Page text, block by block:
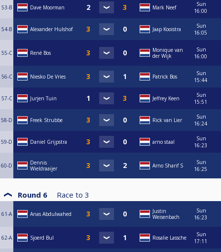
53-B Dave Moorman Mark Neef
Sun
16:00
54-B Alexander Hulshof Jaap Kooistra
Sun
16:05
55-C René Bos
Monique van
der Wijk
Sun
16:00
56-C Niesko De Vries Patrick Bos
Sun
15:44
57-C Jurjen Tuin Jeffrey Keen
Sun
15:51
58-D Freek Strubbe Rick van Lier
Sun
16:24
59-D Daniel Grijpstra arno staal
Sun
16:23
60-D
Dennis
Wieldraaijer
Arno Sharif S
Sun
16:25
Round 6 Race to 3
61-A Anas Abdulwahed
Justin
Weisenbach
Sun
16:23
62-A Sjoerd Bul Rosalie Lassche
Sun
17:11